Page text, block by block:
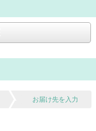
お届け先を入力